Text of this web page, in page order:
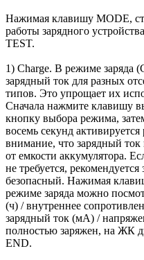
Нажимая клавишу MODE,
работы зарядного
TEST.
1) Charge. В режиме заряда
зарядный ток для разных
типов. Это упрощает их
Сначала нажмите клавишу
кнопку выбора режима,
восемь секунд
внимание, что зарядный
от емкости аккумулятора.
не требуется,
безопасный. Нажимая
режиме заряда можно
(ч) / внутреннее
зарядный ток (мА) /
полностью заряжен, на ЖК
END.